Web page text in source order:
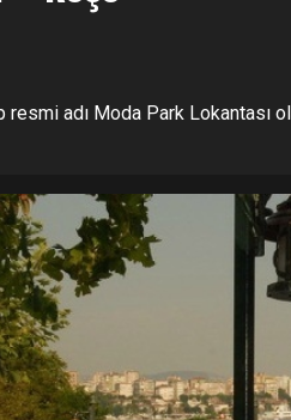
resmi adı Moda Park